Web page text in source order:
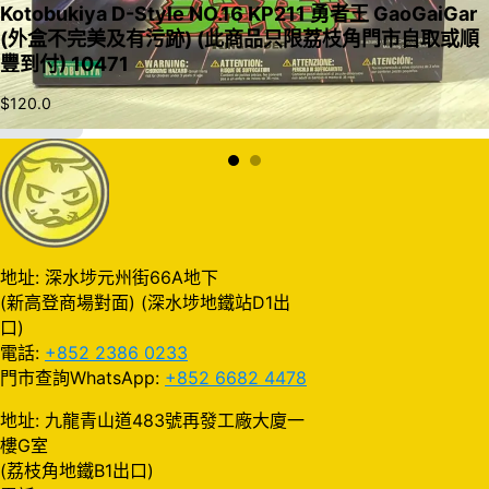
入購物車
Kotobukiya D-Style NO.16 KP211 勇者王 GaoGaiGar
(外盒不完美及有污跡) (此商品只限荔枝角門市自取或順
豐到付) 10471
$120.0
地址: 深水埗元州街66A地下
(新高登商場對面) (深水埗地鐵站D1出
口)
電話: +852 2386 0233
門市查詢WhatsApp: +852 6682 4478
地址: 九龍青山道483號再發工廠大廈一
樓G室
(荔枝角地鐵B1出口)